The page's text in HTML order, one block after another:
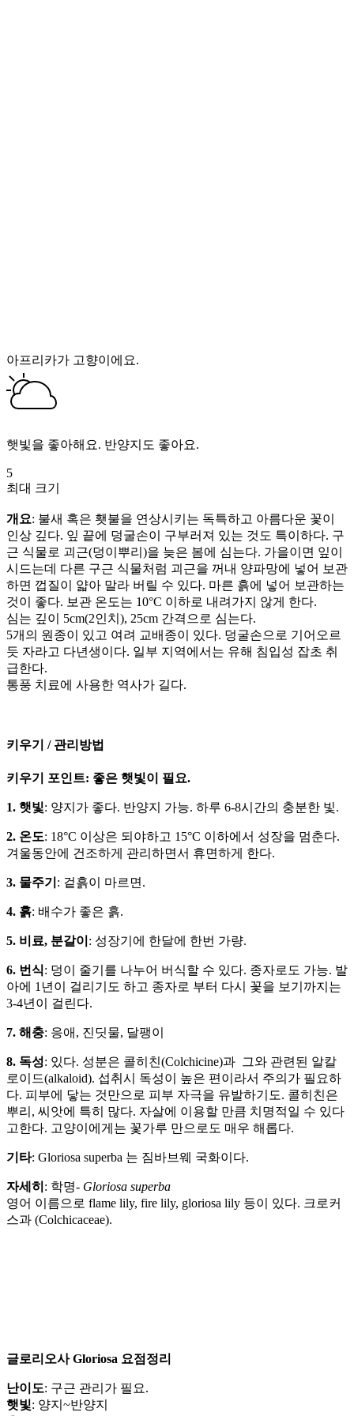
아프리카가 고향이에요.
햇빛을 좋아해요. 반양지도 좋아요.
5
최대 크기
개요: 불새 혹은 횃불을 연상시키는 독특하고 아름다운 꽃이
인상 깊다. 잎 끝에 덩굴손이 구부러져 있는 것도 특이하다. 구
근 식물로 괴근(덩이뿌리)을 늦은 봄에 심는다. 가을이면 잎이
시드는데 다른 구근 식물처럼 괴근을 꺼내 양파망에 넣어 보관
하면 껍질이 얇아 말라 버릴 수 있다. 마른 흙에 넣어 보관하는
것이 좋다. 보관 온도는 10°C 이하로 내려가지 않게 한다.
심는 깊이 5cm(2인치), 25cm 간격으로 심는다.
5개의 원종이 있고 여려 교배종이 있다. 덩굴손으로 기어오르
듯 자라고 다년생이다. 일부 지역에서는 유해 침입성 잡초 취
급한다.
통풍 치료에 사용한 역사가 길다.
키우기 / 관리방법
키우기 포인트: 좋은 햇빛이 필요.
1. 햇빛: 양지가 좋다. 반양지 가능. 하루 6-8시간의 충분한 빛.
2. 온도: 18°C 이상은 되야하고 15°C 이하에서 성장을 멈춘다.
겨울동안에 건조하게 관리하면서 휴면하게 한다.
3. 물주기 : 겉흙이 마르면.
4. 흙: 배수가 좋은 흙.
5. 비료, 분갈이 : 성장기에 한달에 한번 가량.
6. 번식: 덩이 줄기를 나누어 버식할 수 있다. 종자로도 가능. 발
아에 1년이 걸리기도 하고 종자로 부터 다시 꽃을 보기까지는
3-4년이 걸린다.
7. 해충: 응애, 진딧물, 달팽이
8. 독성: 있다. 성분은 콜히친(Colchicine)과 그와 관련된 알칼
로이드(alkaloid). 섭취시 독성이 높은 편이라서 주의가 필요하
다. 피부에 닿는 것만으로 피부 자극을 유발하기도. 콜히친은
뿌리, 씨앗에 특히 많다. 자살에 이용할 만큼 치명적일 수 있다
고한다. 고양이에게는 꽃가루 만으로도 매우 해롭다.
기타: Gloriosa superba 는 짐바브웨 국화이다.
자세히 : 학명- Gloriosa superba
영어 이름으로 flame lily, fire lily, gloriosa lily 등이 있다. 크로커
스과 (Colchicaceae).
글로리오사 Gloriosa 요점정리
난이도: 구근 관리가 필요.
햇빛: 양지~반양지